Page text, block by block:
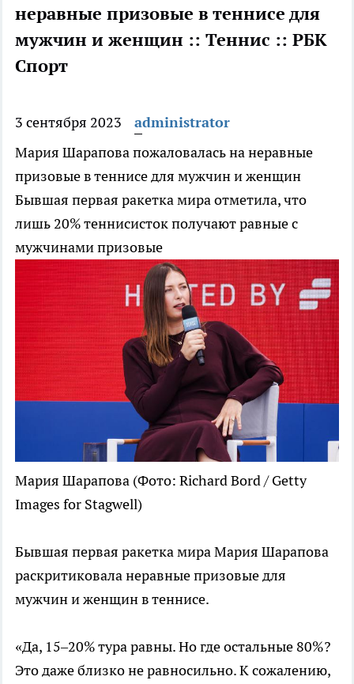
неравные призовые в теннисе для
мужчин и женщин :: Теннис :: РБК
Спорт
3 сентября 2023
administrator
Мария Шарапова пожаловалась на неравные
призовые в теннисе для мужчин и женщин
Бывшая первая ракетка мира отметила, что
лишь 20% теннисисток получают равные с
мужчинами призовые
Мария Шарапова (Фото: Richard Bord / Getty
Images for Stagwell)
Бывшая первая ракетка мира Мария Шарапова
раскритиковала неравные призовые для
мужчин и женщин в теннисе.
«Да, 15–20% тура равны. Но где остальные 80%?
Это даже близко не равносильно. К сожалению,